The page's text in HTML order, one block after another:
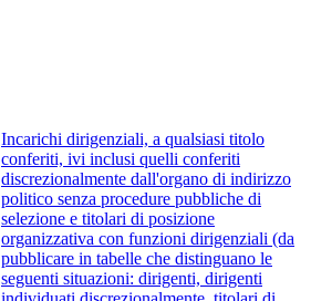
Incarichi dirigenziali, a qualsiasi titolo
conferiti, ivi inclusi quelli conferiti
discrezionalmente dall'organo di indirizzo
politico senza procedure pubbliche di
selezione e titolari di posizione
organizzativa con funzioni dirigenziali (da
pubblicare in tabelle che distinguano le
seguenti situazioni: dirigenti, dirigenti